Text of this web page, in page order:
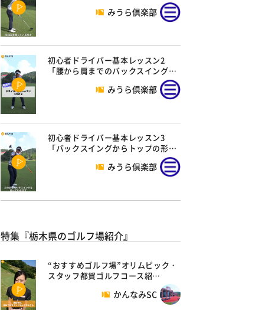
みうら倶楽部
初心者ドライバー基本レッスン2
「腰から肩までのバックスイング…
みうら倶楽部
初心者ドライバー基本レッスン3
「バックスイングからトップの形…
みうら倶楽部
特集『栃木県のゴルフ場紹介』
“おすすめゴルフ場”オリムピック・
スタッフ都賀ゴルフコース紹…
かんなみSC